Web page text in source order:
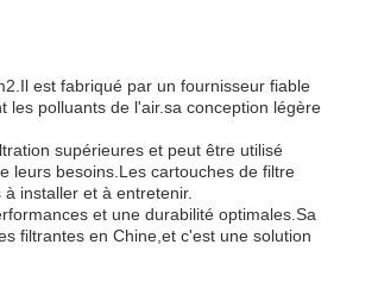
est fabriqué par un fournisseur fiable
les polluants de l'air.sa conception légère
supérieures et peut être utilisé
leurs besoins.Les cartouches de filtre
installer et à entretenir.
et une durabilité optimales.Sa
filtrantes en Chine,et c'est une solution